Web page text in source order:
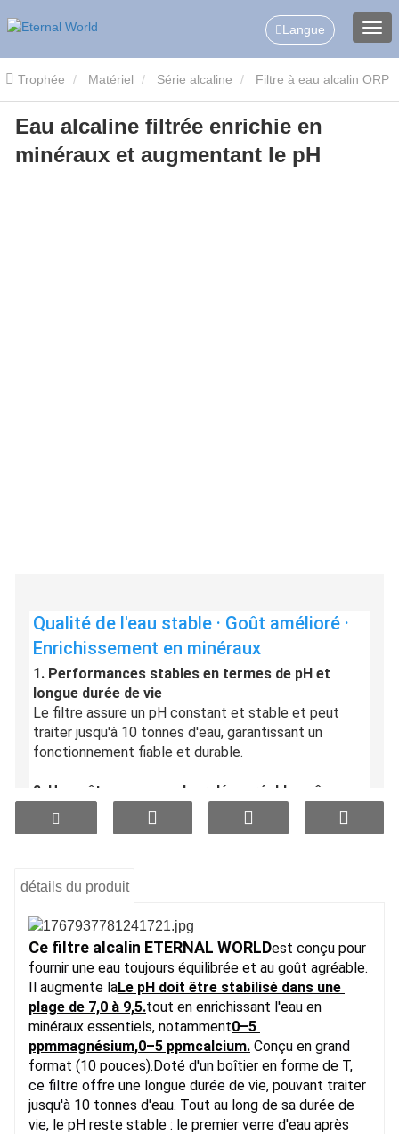
Langue
Trophée Matériel Série alcaline Filtre à eau alcalin ORP
Eau alcaline filtrée enrichie en minéraux et augmentant le pH
Eau alcaline filtrée enrichie en
minéraux et augmentant le pH
Qualité de l'eau stable · Goût amélioré ·
Enrichissement en minéraux
1. Performances stables en termes de pH et
longue durée de vie
Le filtre assure un pH constant et stable et peut
traiter jusqu'à 10 tonnes d'eau, garantissant un
fonctionnement fiable et durable.
2. Un goût pur, sans odeur désagréable, même
dans le premier verre après une nuit de
stagnation.
(Avantage clé)
les goûts désagréables. Même après une nuit de
sans odeur, pour une expérience de consommation
nettement améliorée.
3. Riche en minéraux essentiels
Tout en améliorant la qualité de l'eau, le filtre libère
des minéraux bénéfiques tels que le calcium, le
magnésium et le potassium, rehaussant ainsi le goût
de l'eau et contribuant à un profil de boisson plus
équilibré et naturel.
détails du produit
Ce filtre alcalin ETERNAL WORLDest conçu pour
fournir une eau toujours équilibrée et au goût agréable.
Il augmente laLe pH doit être stabilisé dans une
plage de 7,0 à 9,5.tout en enrichissant l'eau en
minéraux essentiels, notamment0–5
ppmmagnésium,0–5 ppmcalcium. Conçu en grand
format (10 pouces).Doté d'un boîtier en forme de T,
ce filtre offre une longue durée de vie, pouvant traiter
jusqu'à 10 tonnes d'eau. Tout au long de sa durée de
vie, le pH reste stable : le premier verre d'eau après